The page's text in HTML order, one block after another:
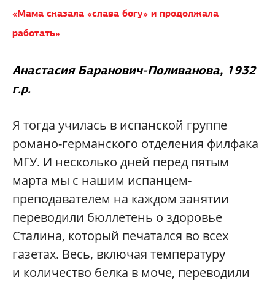
«Мама сказала «слава богу» и продолжала
работать»
Анастасия Баранович-Поливанова, 1932
г.р.
Я тогда училась в испанской группе
романо-германского отделения филфака
МГУ. И несколько дней перед пятым
марта мы с нашим испанцем-
преподавателем на каждом занятии
переводили бюллетень о здоровье
Сталина, который печатался во всех
газетах. Весь, включая температуру
и количество белка в моче, переводили